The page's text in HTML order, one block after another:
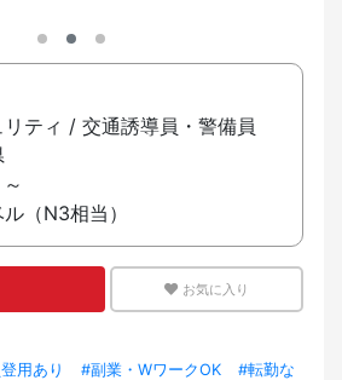
ティ / 交通誘導員・警備員
（N3相当）
お気に入り
用あり #副業・WワークOK
#転勤な